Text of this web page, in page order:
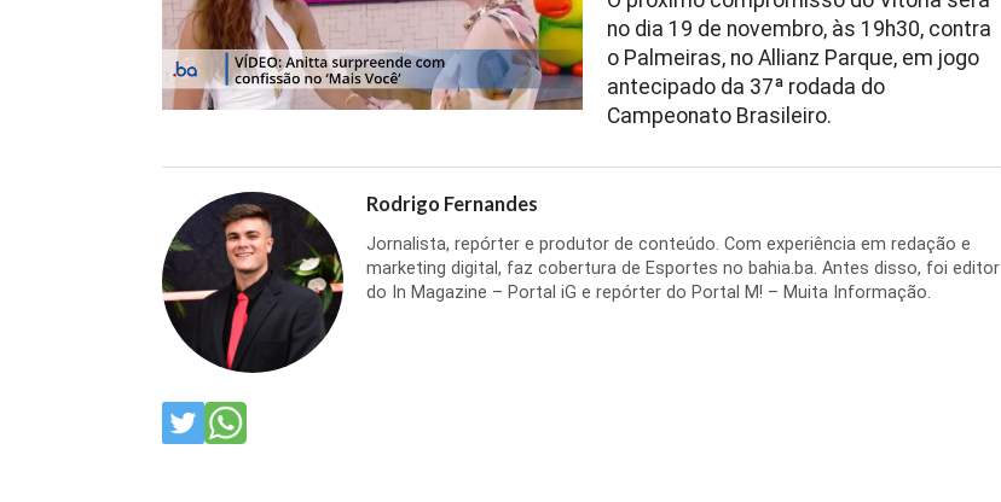
no dia 19 de novembro, às 19h30, contra
o Palmeiras, no Allianz Parque, em jogo
antecipado da 37ª rodada do
Campeonato Brasileiro.
Rodrigo Fernandes
Jornalista, repórter e produtor de conteúdo. Com experiência em redação e
marketing digital, faz cobertura de Esportes no bahia.ba. Antes disso, foi editor
do In Magazine – Portal iG e repórter do Portal M! – Muita Informação.